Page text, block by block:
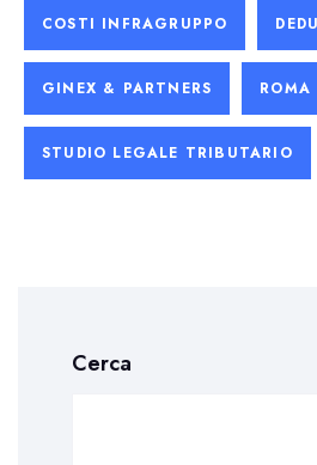
COSTI INFRAGRUPPO
GINEX & PARTNERS ROMA
STUDIO LEGALE TRIBUTARIO
Cerca